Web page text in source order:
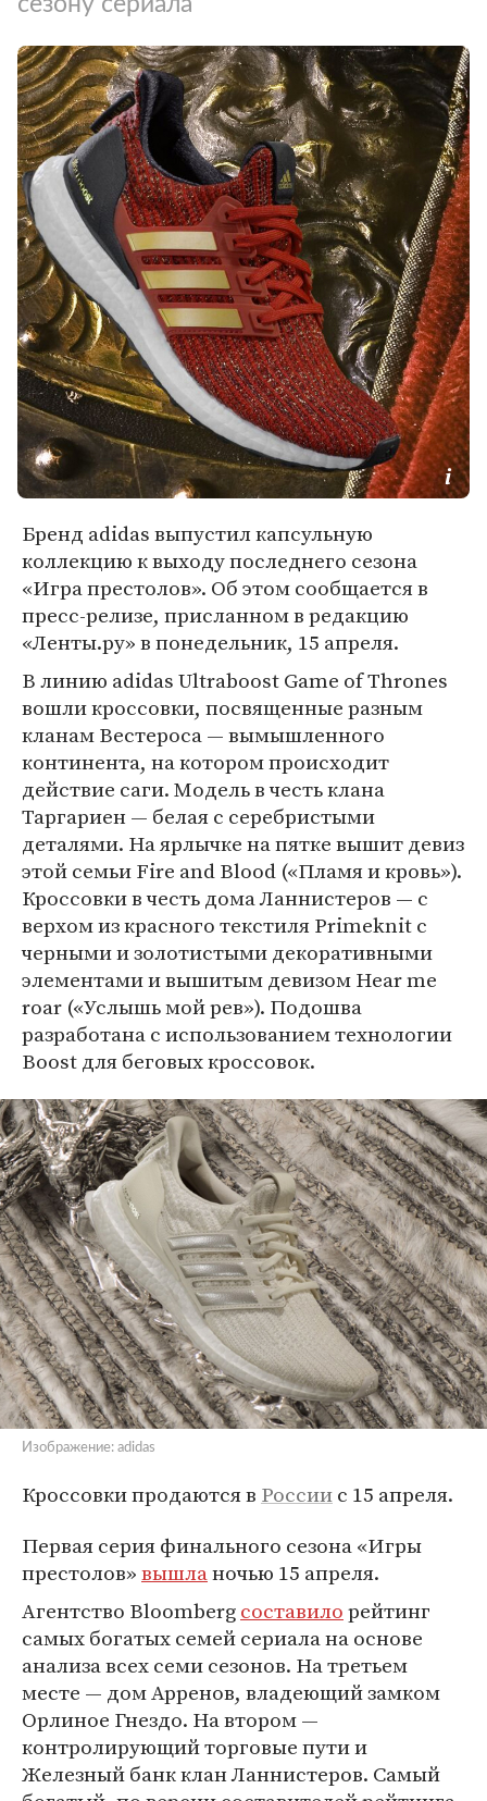
Бренд adidas выпустил капсульную
коллекцию к выходу последнего сезона
«Игра престолов». Об этом сообщается в
пресс-релизе, присланном в редакцию
«Ленты.ру» в понедельник, 15 апреля.
В линию adidas Ultraboost Game of Thrones
вошли кроссовки, посвященные разным
кланам Вестероса — вымышленного
континента, на котором происходит
действие саги. Модель в честь клана
Таргариен — белая с серебристыми
деталями. На ярлычке на пятке вышит девиз
этой семьи Fire and Blood («Пламя и кровь»).
Кроссовки в честь дома Ланнистеров — с
верхом из красного текстиля Primeknit с
черными и золотистыми декоративными
элементами и вышитым девизом Hear me
roar («Услышь мой рев»). Подошва
разработана с использованием технологии
Boost для беговых кроссовок.
Изображение: adidas
Кроссовки продаются в Россиис 15 апреля.
Первая серия финального сезона «Игры
престолов»вышланочью 15 апреля.
Агентство Bloombergсоставилорейтинг
самых богатых семей сериала на основе
анализа всех семи сезонов. На третьем
месте — дом Арренов, владеющий замком
Орлиное Гнездо. На втором —
контролирующий торговые пути и
Железный банк клан Ланнистеров. Самый